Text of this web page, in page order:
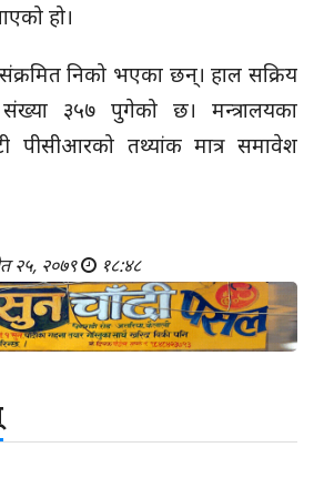
हो।
निको भएका छन्। हाल सक्रिय
संख्या ३५७ पुगेको छ। मन्त्रालयका
पीसीआरको तथ्यांक मात्र समावेश
२५, २०७९ १८:४८